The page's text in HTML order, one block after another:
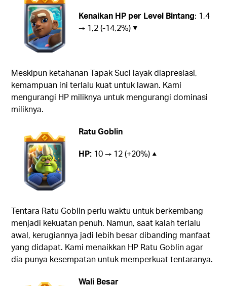
Kenaikan HP per Level Bintang: 1,4
→ 1,2 (-14,2%) ▼
Meskipun ketahanan Tapak Suci layak diapresiasi,
kemampuan ini terlalu kuat untuk lawan. Kami
mengurangi HP miliknya untuk mengurangi dominasi
miliknya.
Ratu Goblin
HP: 10 → 12 (+20%) ▲
Tentara Ratu Goblin perlu waktu untuk berkembang
menjadi kekuatan penuh. Namun, saat kalah terlalu
awal, kerugiannya jadi lebih besar dibanding manfaat
yang didapat. Kami menaikkan HP Ratu Goblin agar
dia punya kesempatan untuk memperkuat tentaranya.
Wali Besar